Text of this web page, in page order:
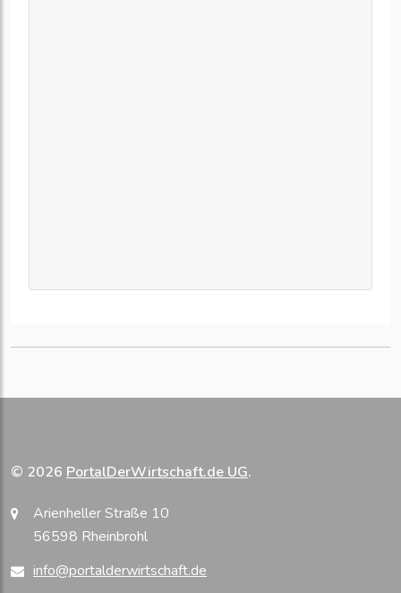
© 2026 PortalDerWirtschaft.de UG.
Arienheller Straße 10
56598 Rheinbrohl
info@portalderwirtschaft.de